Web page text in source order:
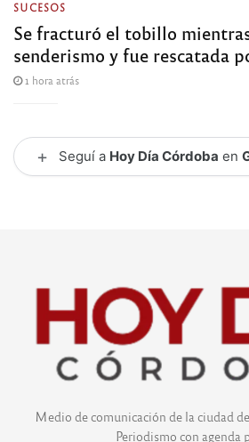
SUCESOS
Se fracturó el tobillo
senderismo y fue rescatada
1 hora atrás
+ Seguí a Hoy Día Córdoba en
Medio de comunicación de la ciudad
Periodismo con agenda